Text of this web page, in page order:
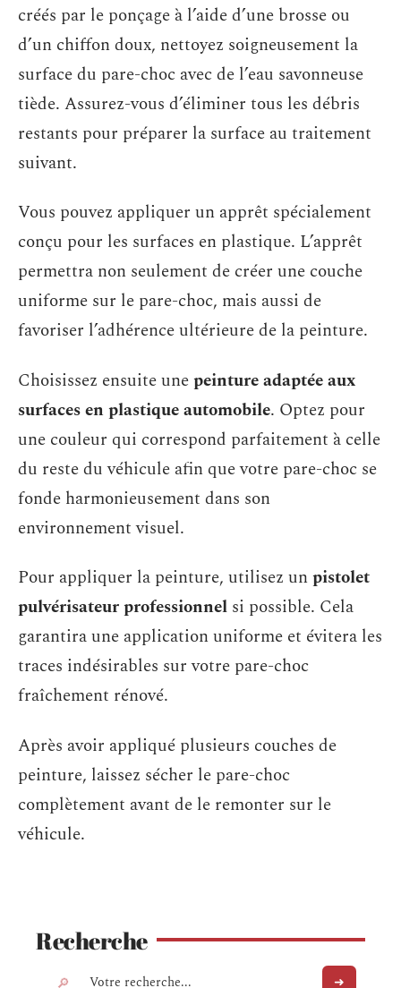
créés par le ponçage à l’aide d’une brosse ou
d’un chiffon doux, nettoyez soigneusement la
surface du pare-choc avec de l’eau savonneuse
tiède. Assurez-vous d’éliminer tous les débris
restants pour préparer la surface au traitement
suivant.
Vous pouvez appliquer un apprêt spécialement
conçu pour les surfaces en plastique. L’apprêt
permettra non seulement de créer une couche
uniforme sur le pare-choc, mais aussi de
favoriser l’adhérence ultérieure de la peinture.
Choisissez ensuite unepeinture adaptée aux
surfaces en plastique automobile. Optez pour
une couleur qui correspond parfaitement à celle
du reste du véhicule afin que votre pare-choc se
fonde harmonieusement dans son
environnement visuel.
Pour appliquer la peinture, utilisez unpistolet
pulvérisateur professionnel si possible. Cela
garantira une application uniforme et évitera les
traces indésirables sur votre pare-choc
fraîchement rénové.
Après avoir appliqué plusieurs couches de
peinture, laissez sécher le pare-choc
complètement avant de le remonter sur le
véhicule.
Recherche